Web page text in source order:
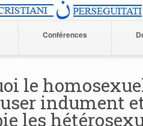
Conférences
le
indument
les